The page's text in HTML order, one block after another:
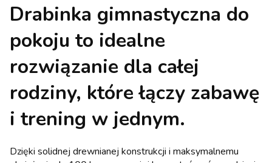
Drabinka gimnastyczna do
pokoju to idealne
rozwiązanie dla całej
rodziny, które łączy zabawę
i trening w jednym.
Dzięki solidnej drewnianej konstrukcji i maksymalnemu